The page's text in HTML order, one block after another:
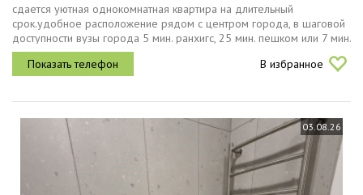
сдается уютная однокомнатная квартира на длительный
срок.удобное расположение рядом с центром города, в шаговой
доступности вузы города 5 мин. ранхигс, 25 мин. пешком или 7 мин.
езды улгпу, улгту, уига.в 100 метрах автобусная и трамвайная
остановки...
В избранное
03.08.26